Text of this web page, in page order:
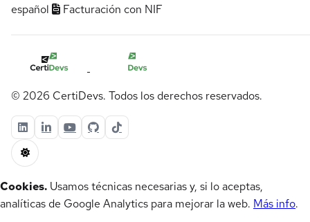
español
Facturación con NIF
© 2026 CertiDevs. Todos los derechos reservados.
Cookies. Usamos técnicas necesarias y, si lo aceptas,
analíticas de Google Analytics para mejorar la web. Más info.